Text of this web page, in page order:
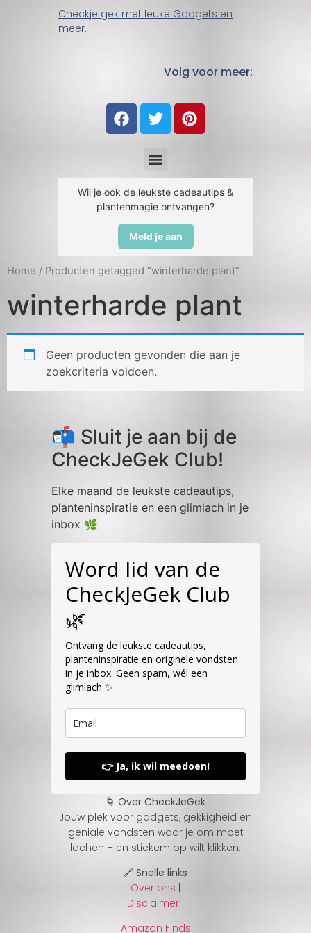
Checkje gek met leuke Gadgets en
meer.
Volg voor meer:
Wil je ook de leukste cadeautips &
plantenmagie ontvangen?
Meld je aan
Home / Producten getagged “winterharde plant”
winterharde plant
Geen producten gevonden die aan je
zoekcriteria voldoen.
📬 Sluit je aan bij de
CheckJeGek Club!
Elke maand de leukste cadeautips,
planteninspiratie en een glimlach in je
inbox 🌿
Word lid van de
CheckJeGek Club
🌿
Ontvang de leukste cadeautips,
planteninspiratie en originele vondsten
in je inbox. Geen spam, wél een
glimlach ✨
👉 Ja, ik wil meedoen!
🌀 Over CheckJeGek
Jouw plek voor gadgets, gekkigheid en
geniale vondsten waar je om moet
lachen – en stiekem op wilt klikken.
🔗 Snelle links
Over ons |
Disclaimer |
Amazon Finds